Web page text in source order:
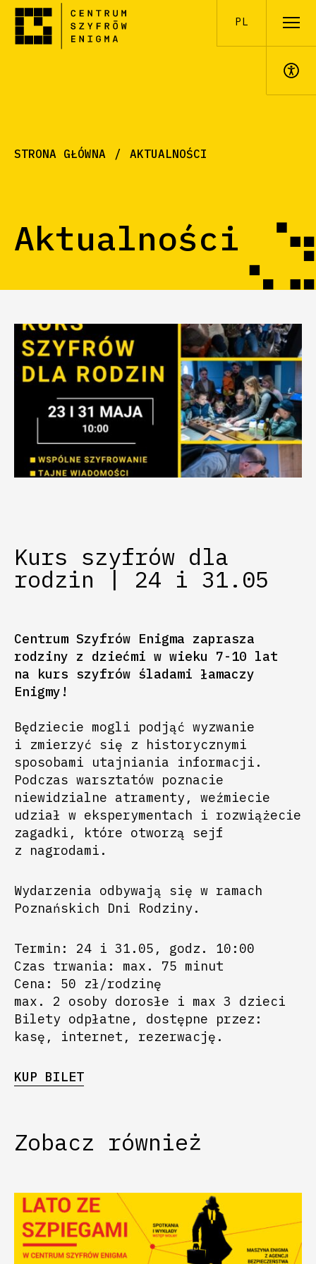
PL
STRONA GŁÓWNA AKTUALNOŚCI
Aktualności
Kurs szyfrów dla
rodzin | 24 i 31.05
Centrum Szyfrów Enigma zaprasza
rodziny z dziećmi w wieku 7-10 lat
na kurs szyfrów śladami łamaczy
Enigmy!
Będziecie mogli podjąć wyzwanie
i zmierzyć się z historycznymi
sposobami utajniania informacji.
Podczas warsztatów poznacie
niewidzialne atramenty, weźmiecie
udział w eksperymentach i rozwiążecie
zagadki, które otworzą sejf
z nagrodami.
Wydarzenia odbywają się w ramach
Poznańskich Dni Rodziny.
Termin: 24 i 31.05, godz. 10:00
Czas trwania: max. 75 minut
Cena: 50 zł/rodzinę
max. 2 osoby dorosłe i max 3 dzieci
Bilety odpłatne, dostępne przez:
kasę, internet, rezerwację.
KUP BILET
Zobacz również